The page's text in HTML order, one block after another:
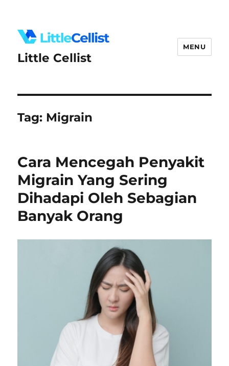
Little Cellist
MENU
Tag: Migrain
Cara Mencegah Penyakit
Migrain Yang Sering
Dihadapi Oleh Sebagian
Banyak Orang